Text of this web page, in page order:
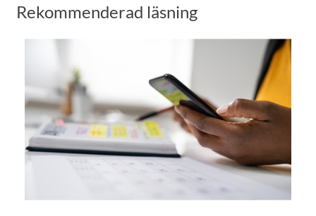
Rekommenderad läsning